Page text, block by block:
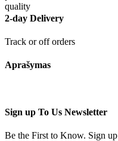
2-day Delivery
Track or off orders
Aprašymas
Sign up To Us Newsletter
Be the First to Know. Sign